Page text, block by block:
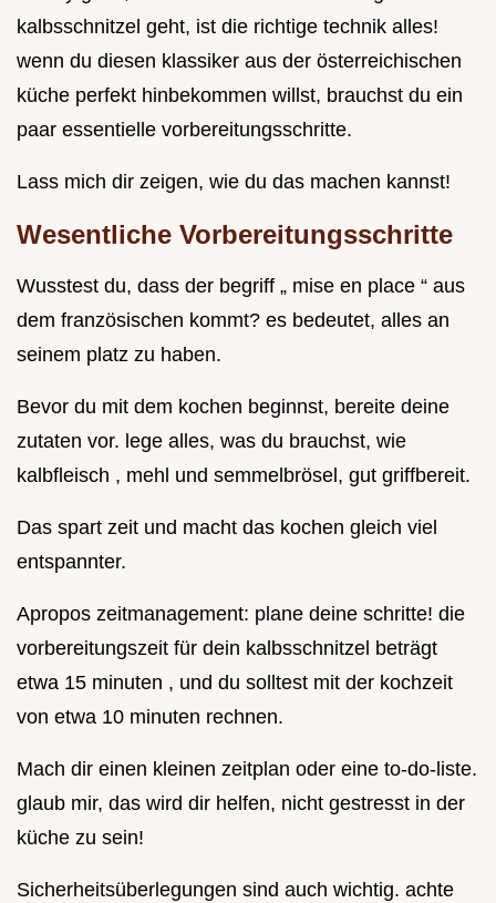
kalbsschnitzel geht, ist die richtige technik alles!
wenn du diesen klassiker aus der österreichischen
küche perfekt hinbekommen willst, brauchst du ein
paar essentielle vorbereitungsschritte.
Lass mich dir zeigen, wie du das machen kannst!
Wesentliche Vorbereitungsschritte
Wusstest du, dass der begriff „ mise en place “ aus
dem französischen kommt? es bedeutet, alles an
seinem platz zu haben.
Bevor du mit dem kochen beginnst, bereite deine
zutaten vor. lege alles, was du brauchst, wie
kalbfleisch , mehl und semmelbrösel, gut griffbereit.
Das spart zeit und macht das kochen gleich viel
entspannter.
Apropos zeitmanagement: plane deine schritte! die
vorbereitungszeit für dein kalbsschnitzel beträgt
etwa 15 minuten , und du solltest mit der kochzeit
von etwa 10 minuten rechnen.
Mach dir einen kleinen zeitplan oder eine to-do-liste.
glaub mir, das wird dir helfen, nicht gestresst in der
küche zu sein!
Sicherheitsüberlegungen sind auch wichtig. achte